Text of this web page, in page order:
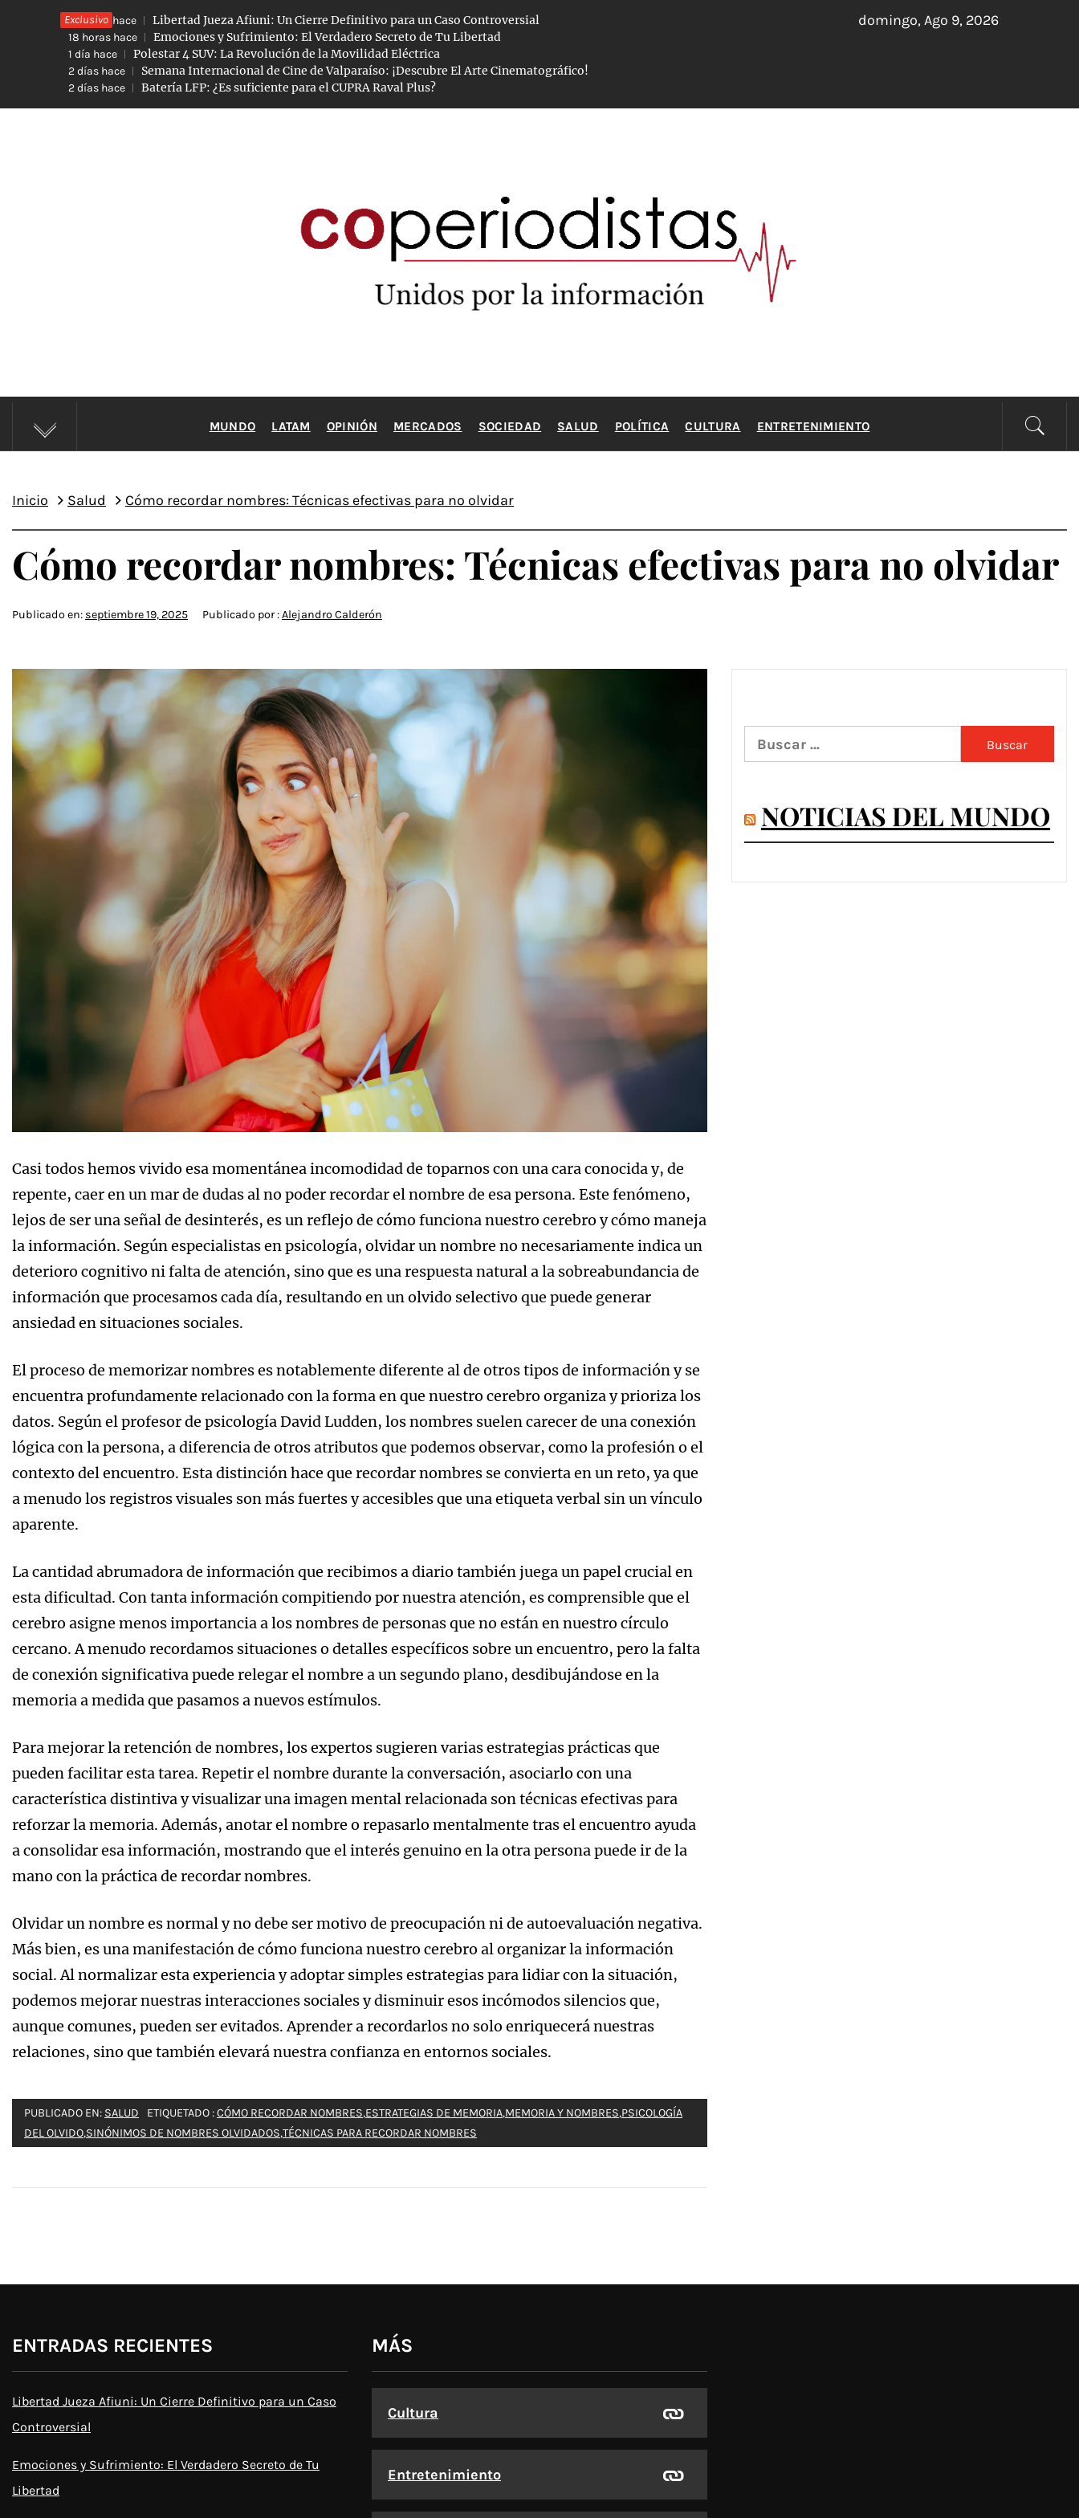
contenido
Exclusivo
12 horas hace Libertad Jueza Afiuni: Un Cierre Definitivo para un Caso Controversial
18 horas hace Emociones y Sufrimiento: El Verdadero Secreto de Tu Libertad
1 día hace Polestar 4 SUV: La Revolución de la Movilidad Eléctrica
2 días hace Semana Internacional de Cine de Valparaíso: ¡Descubre El Arte Cinematográfico!
2 días hace Batería LFP: ¿Es suficiente para el CUPRA Raval Plus?
domingo, Ago 9, 2026
MUNDO LATAM OPINIÓN MERCADOS SOCIEDAD SALUD POLÍTICA CULTURA ENTRETENIMIENTO
Inicio Salud Cómo recordar nombres: Técnicas efectivas para no olvidar
Cómo recordar nombres: Técnicas efectivas para no olvidar
Publicado en: septiembre 19, 2025 Publicado por :Alejandro Calderón
Casi todos hemos vivido esa momentánea incomodidad de toparnos con una cara conocida y, de
repente, caer en un mar de dudas al no poder recordar el nombre de esa persona. Este fenómeno,
lejos de ser una señal de desinterés, es un reflejo de cómo funciona nuestro cerebro y cómo maneja
la información. Según especialistas en psicología, olvidar un nombre no necesariamente indica un
deterioro cognitivo ni falta de atención, sino que es una respuesta natural a la sobreabundancia de
información que procesamos cada día, resultando en un olvido selectivo que puede generar
ansiedad en situaciones sociales.
El proceso de memorizar nombres es notablemente diferente al de otros tipos de información y se
encuentra profundamente relacionado con la forma en que nuestro cerebro organiza y prioriza los
datos. Según el profesor de psicología David Ludden, los nombres suelen carecer de una conexión
lógica con la persona, a diferencia de otros atributos que podemos observar, como la profesión o el
contexto del encuentro. Esta distinción hace que recordar nombres se convierta en un reto, ya que
a menudo los registros visuales son más fuertes y accesibles que una etiqueta verbal sin un vínculo
aparente.
La cantidad abrumadora de información que recibimos a diario también juega un papel crucial en
esta dificultad. Con tanta información compitiendo por nuestra atención, es comprensible que el
cerebro asigne menos importancia a los nombres de personas que no están en nuestro círculo
cercano. A menudo recordamos situaciones o detalles específicos sobre un encuentro, pero la falta
de conexión significativa puede relegar el nombre a un segundo plano, desdibujándose en la
memoria a medida que pasamos a nuevos estímulos.
Para mejorar la retención de nombres, los expertos sugieren varias estrategias prácticas que
pueden facilitar esta tarea. Repetir el nombre durante la conversación, asociarlo con una
característica distintiva y visualizar una imagen mental relacionada son técnicas efectivas para
reforzar la memoria. Además, anotar el nombre o repasarlo mentalmente tras el encuentro ayuda
a consolidar esa información, mostrando que el interés genuino en la otra persona puede ir de la
mano con la práctica de recordar nombres.
Olvidar un nombre es normal y no debe ser motivo de preocupación ni de autoevaluación negativa.
Más bien, es una manifestación de cómo funciona nuestro cerebro al organizar la información
social. Al normalizar esta experiencia y adoptar simples estrategias para lidiar con la situación,
podemos mejorar nuestras interacciones sociales y disminuir esos incómodos silencios que,
aunque comunes, pueden ser evitados. Aprender a recordarlos no solo enriquecerá nuestras
relaciones, sino que también elevará nuestra confianza en entornos sociales.
PUBLICADO EN: SALUD ETIQUETADO :CÓMO RECORDAR NOMBRES,ESTRATEGIAS DE MEMORIA,MEMORIA Y NOMBRES,PSICOLOGÍA
DEL OLVIDO,SINÓNIMOS DE NOMBRES OLVIDADOS,TÉCNICAS PARA RECORDAR NOMBRES
Buscar:
NOTICIAS DEL MUNDO
ENTRADAS RECIENTES
Libertad Jueza Afiuni: Un Cierre Definitivo para un Caso
Controversial
Emociones y Sufrimiento: El Verdadero Secreto de Tu
Libertad
MÁS
Cultura
Entretenimiento